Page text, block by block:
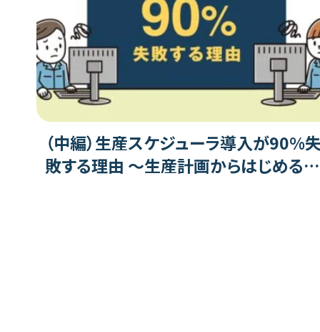
（中編）生産スケジューラ導入が90%
敗する理由 ～生産計画からはじめる現